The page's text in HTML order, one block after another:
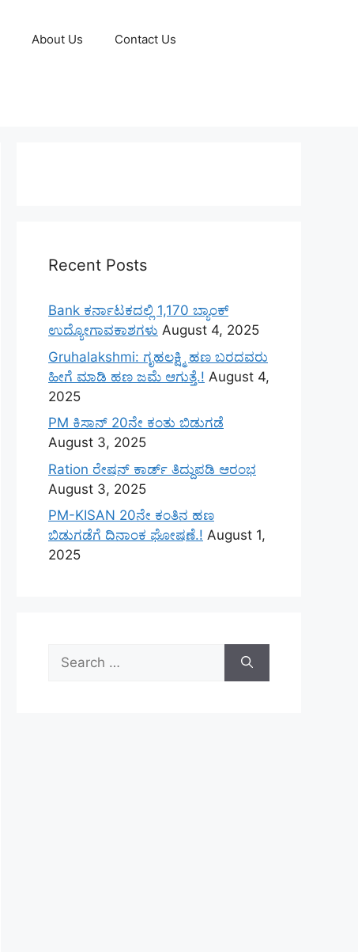
About Us Contact Us
Recent Posts
Bank ಕರ್ನಾಟಕದಲ್ಲಿ 1,170 ಬ್ಯಾಂಕ್
ಉದ್ಯೋಗಾವಕಾಶಗಳು August 4, 2025
Gruhalakshmi: ಗೃಹಲಕ್ಷ್ಮಿ ಹಣ ಬರದವರು
ಹೀಗೆ ಮಾಡಿ ಹಣ ಜಮೆ‌ ಆಗುತ್ತೆ.! August 4,
2025
PM ಕಿಸಾನ್ 20ನೇ ಕಂತು ಬಿಡುಗಡೆ
August 3, 2025
Ration ರೇಷನ್ ಕಾರ್ಡ್ ತಿದ್ದುಪಡಿ ಆರಂಭ
August 3, 2025
PM-KISAN 20ನೇ ಕಂತಿನ ಹಣ
ಬಿಡುಗಡೆಗೆ ದಿನಾಂಕ ಘೋಷಣೆ.! August 1,
2025
Search
for: